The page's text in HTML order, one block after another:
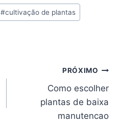
#cultivação de plantas
PRÓXIMO
Como escolher
plantas de baixa
manutencao